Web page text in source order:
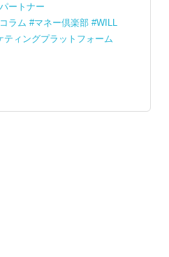
ートナー
ラム
マネー倶楽部
WILL
ティングプラットフォーム